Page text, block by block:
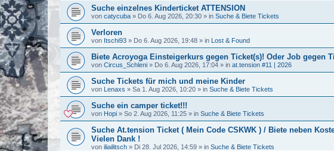
Suche einzelnes Kinderticket ATTENSION
von catycuba » Do 6. Aug 2026, 20:30 » in Suche & Biete Tickets
Verloren
von Itschi93 » Do 6. Aug 2026, 19:48 » in Lost & Found
Biete Acroyoga Einsteigerkurs gegen Ticket(s)! Oder Job gegen
von Circus_Schleni » Do 6. Aug 2026, 17:04 » in at.tension #11 | 2026
Suche Tickets für mich und meine Kinder
von Lenaxs » Sa 1. Aug 2026, 10:20 » in Suche & Biete Tickets
Suche ein camper ticket!!!
von Hopi » So 2. Aug 2026, 11:25 » in Suche & Biete Tickets
Suche At.tension Ticket ( Mein Code CSKWK ) / Biete neben
Vielen Dank !
von iliailitsch » Di 28. Jul 2026, 14:59 » in Suche & Biete Tickets